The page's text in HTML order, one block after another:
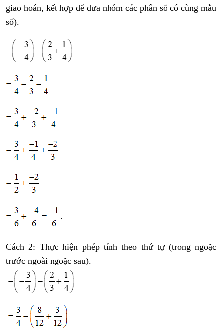
giao hoán, kết hợp để đưa nhóm các phân số có cùng mẫu
số).
Cách 2: Thực hiện phép tính theo thứ tự (trong ngoặc
trước ngoài ngoặc sau).